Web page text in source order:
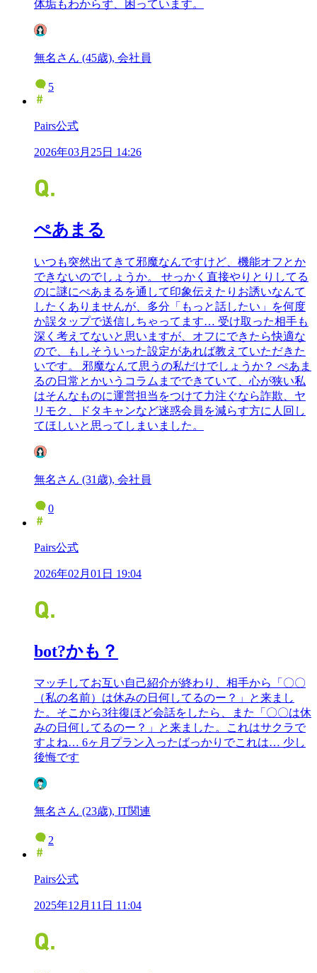
体垢もわからず、困っています。
無名さん (45歳), 会社員
5
Pairs公式
2026年03月25日 14:26
ぺあまる
いつも突然出てきて邪魔なんですけど、機能オフとか
できないのでしょうか。 せっかく直接やりとりしてる
のに謎にぺあまるを通して印象伝えたりお誘いなんて
したくありませんが、多分「もっと話したい」を何度
か誤タップで送信しちゃってます… 受け取った相手も
深く考えてないと思いますが、オフにできたら快適な
ので、もしそういった設定があれば教えていただきた
いです。 邪魔なんて思うの私だけでしょうか？ ぺあま
るの日常とかいうコラムまでできていて、心が狭い私
はそんなものに運営担当をつけて力注ぐなら詐欺、ヤ
リモク、ドタキャンなど迷惑会員を減らす方に人回し
てほしいと思ってしまいました。
無名さん (31歳), 会社員
0
Pairs公式
2026年02月01日 19:04
bot?かも？
マッチしてお互い自己紹介が終わり、相手から「〇〇
（私の名前）は休みの日何してるのー？」と来まし
た。そこから3往復ほど会話をしたら、また「〇〇は休
みの日何してるのー？」と来ました。これはサクラで
すよね… 6ヶ月プラン入ったばっかりでこれは… 少し
後悔です
無名さん (23歳), IT関連
2
Pairs公式
2025年12月11日 11:04